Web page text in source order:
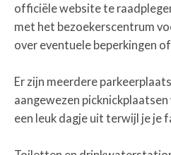
officiële website te
met het bezoekerscentrum
over eventuele beperkingen
Er zijn meerdere
aangewezen
een leuk dagje uit terwijl je je